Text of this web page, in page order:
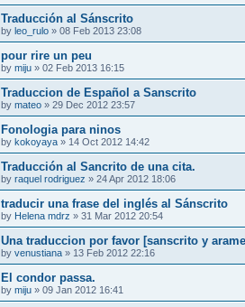
Traducción al Sánscrito
by leo_rulo » 08 Feb 2013 23:08
pour rire un peu
by miju » 02 Feb 2013 16:15
Traduccion de Español a Sanscrito
by mateo » 29 Dec 2012 23:57
Fonologia para ninos
by kokoyaya » 14 Oct 2012 14:42
Traducción al Sancrito de una cita.
by raquel rodriguez » 24 Apr 2012 18:06
traducir una frase del inglés al Sánscrito
by Helena mdrz » 31 Mar 2012 20:54
Una traduccion por favor [sanscrito y
by venustiana » 13 Feb 2012 22:16
El condor passa.
by miju » 09 Jan 2012 16:41